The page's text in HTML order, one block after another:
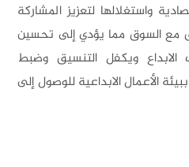
واستغلالها لتعزيز المشاركة
السوق مما يؤدي إلى تحسين
ويكفل التنسيق وضبط
الأعمال الابداعية للوصول إلى